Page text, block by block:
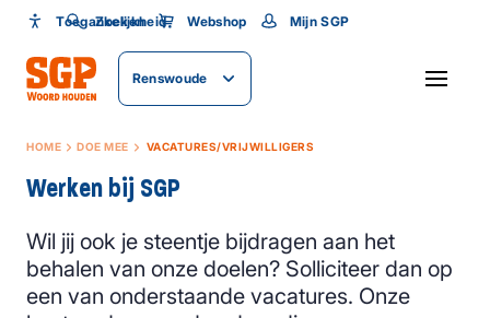
Toegankelijkheid
Toegankelijkheid
Lettergrootte
Zoeken Webshop Mijn SGP
Renswoude
HOME DOE MEE VACATURES/VRIJWILLIGERS
Werken bij SGP
Wil jij ook je steentje bijdragen aan het
behalen van onze doelen? Solliciteer dan op
een van onderstaande vacatures. Onze